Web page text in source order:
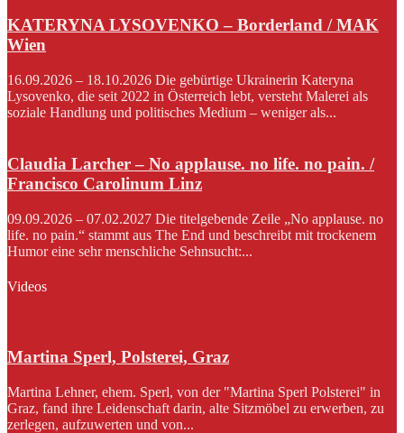
KATERYNA LYSOVENKO – Borderland / MAK
Wien
16.09.2026 – 18.10.2026 Die gebürtige Ukrainerin Kateryna
Lysovenko, die seit 2022 in Österreich lebt, versteht Malerei als
soziale Handlung und politisches Medium – weniger als...
Claudia Larcher – No applause. no life. no pain. /
Francisco Carolinum Linz
09.09.2026 – 07.02.2027 Die titelgebende Zeile „No applause. no
life. no pain.“ stammt aus The End und beschreibt mit trockenem
Humor eine sehr menschliche Sehnsucht:...
Videos
Martina Sperl, Polsterei, Graz
Martina Lehner, ehem. Sperl, von der "Martina Sperl Polsterei" in
Graz, fand ihre Leidenschaft darin, alte Sitzmöbel zu erwerben, zu
zerlegen, aufzuwerten und von...